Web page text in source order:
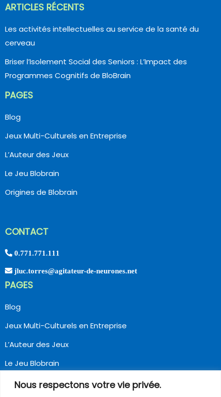
Nous respectons votre vie privée.
ARTICLES RÉCENTS
Les activités intellectuelles au service de la santé du
cerveau
Briser l’Isolement Social des Seniors : L’Impact des
Programmes Cognitifs de BloBrain
PAGES
Blog
Jeux Multi-Culturels en Entreprise
L’Auteur des Jeux
Le Jeu Blobrain
Origines de Blobrain
CONTACT
0.771.771.111
jluc.torres@agitateur-de-neurones.net
PAGES
Blog
Jeux Multi-Culturels en Entreprise
L’Auteur des Jeux
Le Jeu Blobrain
Origines de Blobrain